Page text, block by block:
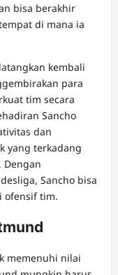
bisa berakhir
di mana ia
kembali
para
tim secara
Sancho
dan
yang terkadang
Dengan
Sancho bisa
ofensif tim.
memenuhi nilai